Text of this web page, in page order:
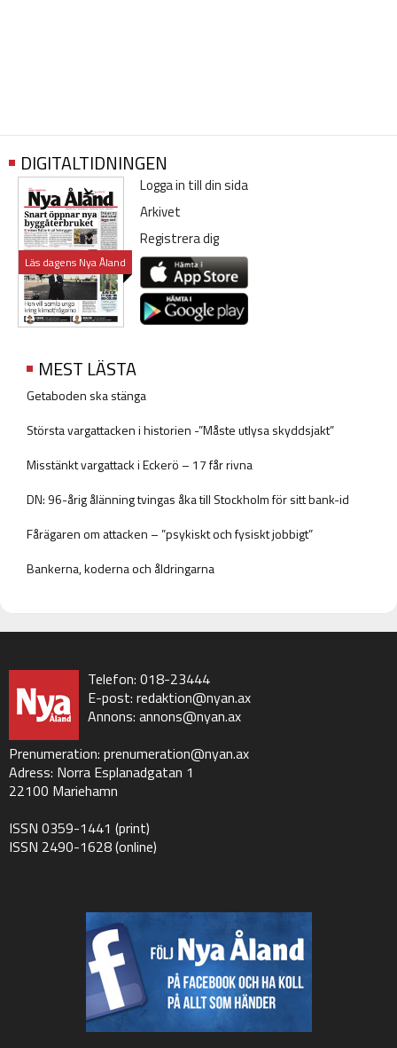
DIGITALTIDNINGEN
Läs dagens Nya Åland
Logga in till din sida
Arkivet
Registrera dig
MEST LÄSTA
Getaboden ska stänga
Största vargattacken i historien -”Måste utlysa skyddsjakt”
Misstänkt vargattack i Eckerö – 17 får rivna
DN: 96-årig ålänning tvingas åka till Stockholm för sitt bank-id
Fårägaren om attacken – ”psykiskt och fysiskt jobbigt”
Bankerna, koderna och åldringarna
Telefon: 018-23444
E-post: redaktion@nyan.ax
Annons: annons@nyan.ax
Prenumeration: prenumeration@nyan.ax
Adress: Norra Esplanadgatan 1
22100 Mariehamn
ISSN 0359-1441 (print)
ISSN 2490-1628 (online)